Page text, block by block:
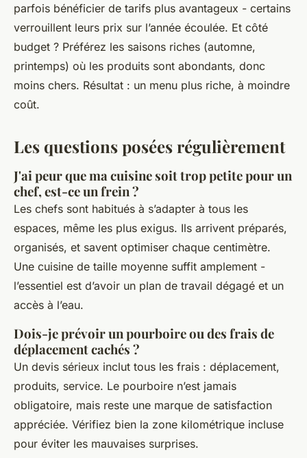
parfois bénéficier de tarifs plus avantageux - certains
verrouillent leurs prix sur l’année écoulée. Et côté
budget ? Préférez les saisons riches (automne,
printemps) où les produits sont abondants, donc
moins chers. Résultat : un menu plus riche, à moindre
coût.
Les questions posées régulièrement
J'ai peur que ma cuisine soit trop petite pour un
chef, est-ce un frein ?
Les chefs sont habitués à s’adapter à tous les
espaces, même les plus exigus. Ils arrivent préparés,
organisés, et savent optimiser chaque centimètre.
Une cuisine de taille moyenne suffit amplement -
l’essentiel est d’avoir un plan de travail dégagé et un
accès à l’eau.
Dois-je prévoir un pourboire ou des frais de
déplacement cachés ?
Un devis sérieux inclut tous les frais : déplacement,
produits, service. Le pourboire n’est jamais
obligatoire, mais reste une marque de satisfaction
appréciée. Vérifiez bien la zone kilométrique incluse
pour éviter les mauvaises surprises.